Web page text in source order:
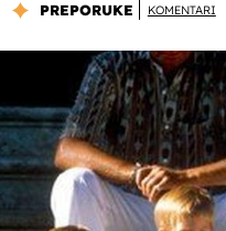
PREPORUKE KOMENTARI